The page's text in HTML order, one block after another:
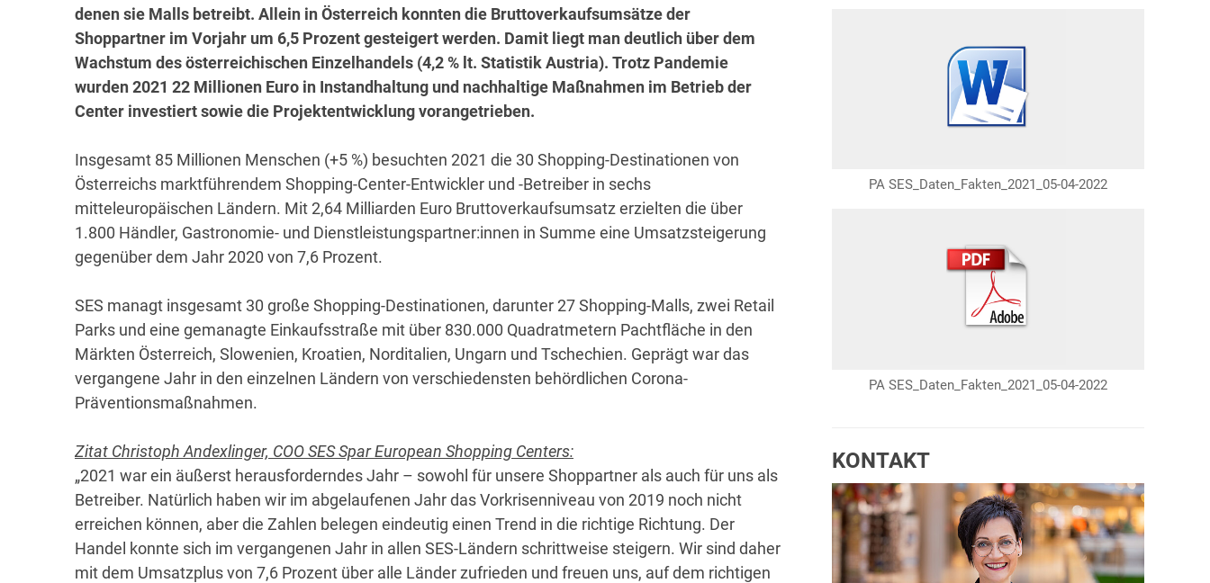
denen sie Malls betreibt. Allein in Österreich konnten die Bruttoverkaufsumsätze der
Shoppartner im Vorjahr um 6,5 Prozent gesteigert werden. Damit liegt man deutlich über dem
Wachstum des österreichischen Einzelhandels (4,2 % lt. Statistik Austria). Trotz Pandemie
wurden 2021 22 Millionen Euro in Instandhaltung und nachhaltige Maßnahmen im Betrieb der
Center investiert sowie die Projektentwicklung vorangetrieben.
Insgesamt 85 Millionen Menschen (+5 %) besuchten 2021 die 30 Shopping-Destinationen von
Österreichs marktführendem Shopping-Center-Entwickler und -Betreiber in sechs
mitteleuropäischen Ländern. Mit 2,64 Milliarden Euro Bruttoverkaufsumsatz erzielten die über
1.800 Händler, Gastronomie- und Dienstleistungspartner:innen in Summe eine Umsatzsteigerung
gegenüber dem Jahr 2020 von 7,6 Prozent.
SES managt insgesamt 30 große Shopping-Destinationen, darunter 27 Shopping-Malls, zwei Retail
Parks und eine gemanagte Einkaufsstraße mit über 830.000 Quadratmetern Pachtfläche in den
Märkten Österreich, Slowenien, Kroatien, Norditalien, Ungarn und Tschechien. Geprägt war das
vergangene Jahr in den einzelnen Ländern von verschiedensten behördlichen Corona-
Präventionsmaßnahmen.
Zitat Christoph Andexlinger, COO SES Spar European Shopping Centers:
„2021 war ein äußerst herausforderndes Jahr – sowohl für unsere Shoppartner als auch für uns als
Betreiber. Natürlich haben wir im abgelaufenen Jahr das Vorkrisenniveau von 2019 noch nicht
erreichen können, aber die Zahlen belegen eindeutig einen Trend in die richtige Richtung. Der
Handel konnte sich im vergangenen Jahr in allen SES-Ländern schrittweise steigern. Wir sind daher
mit dem Umsatzplus von 7,6 Prozent über alle Länder zufrieden und freuen uns, auf dem richtigen
PA SES_Daten_Fakten_2021_05-04-2022
PA SES_Daten_Fakten_2021_05-04-2022
KONTAKT